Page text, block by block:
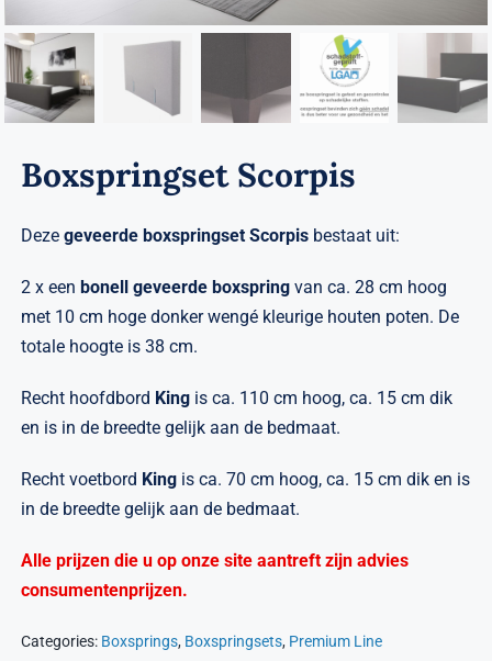
Nieuws
Contact
Boxspringset Scorpis
Dezegeveerde boxspringset Scorpis bestaat uit:
2 x een bonell geveerde boxspring van ca. 28 cm hoog
met 10 cm hoge donker wengé kleurige houten poten. De
totale hoogte is 38 cm.
Recht hoofdbord King is ca. 110 cm hoog, ca. 15 cm dik
en is in de breedte gelijk aan de bedmaat.
Recht voetbord King is ca. 70 cm hoog, ca. 15 cm dik en is
in de breedte gelijk aan de bedmaat.
Alle prijzen die u op onze site aantreft zijn advies
consumentenprijzen.
Categories: Boxsprings, Boxspringsets, Premium Line